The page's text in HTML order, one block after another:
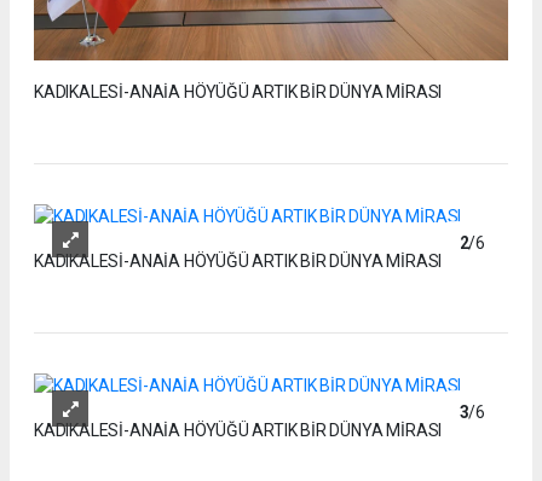
KADIKALESİ-ANAİA HÖYÜĞÜ ARTIK BİR DÜNYA MİRASI
2/6
KADIKALESİ-ANAİA HÖYÜĞÜ ARTIK BİR DÜNYA MİRASI
3/6
KADIKALESİ-ANAİA HÖYÜĞÜ ARTIK BİR DÜNYA MİRASI